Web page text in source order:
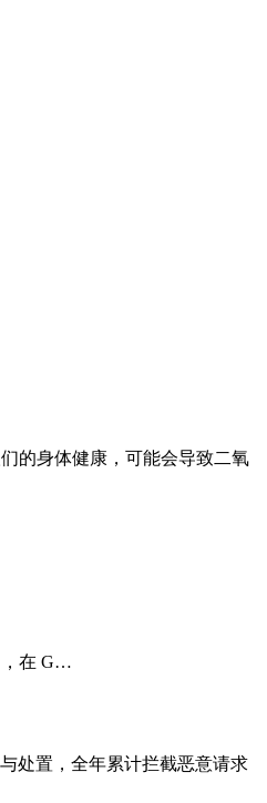
的身体健康，可能会导致二氧
，在 G…
处置，全年累计拦截恶意请求